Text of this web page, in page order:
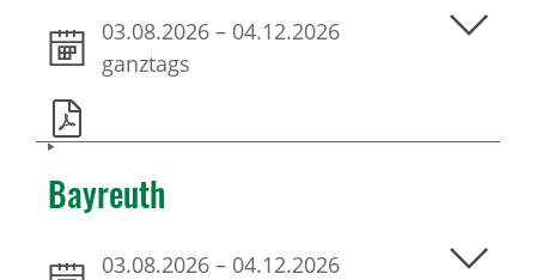
03.08.2026 – 04.12.2026
ganztags
Bayreuth
03.08.2026 – 04.12.2026